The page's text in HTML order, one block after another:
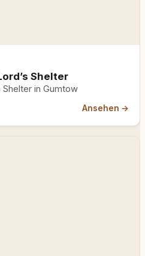
Shelter
in Gumtow
Ansehen →